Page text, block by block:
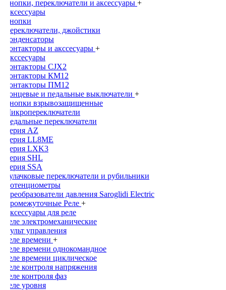
Кнопки, переключатели и аксессуары +
Аксессуары
Кнопки
Переключатели, джойстики
Конденсаторы
Контакторы и акссесуары +
Акссесуары
Контакторы CJX2
Контакторы КМ12
Контакторы ПМ12
Концевые и педальные выключатели +
Кнопки взрывозащищенные
Микропереключатели
Педальные переключатели
Серия AZ
Серия LL8ME
Серия LXK3
Серия SHL
Серия SSA
Кулачковые переключатели и рубильники
Потенциометры
Преобразователи давления Saroglidi Electric
Промежуточные Реле +
Аксессуары для реле
Реле электромеханические
Пульт управления
Реле времени +
Реле времени однокомандное
Реле времени циклическое
Реле контроля напряжения
Реле контроля фаз
Реле уровня